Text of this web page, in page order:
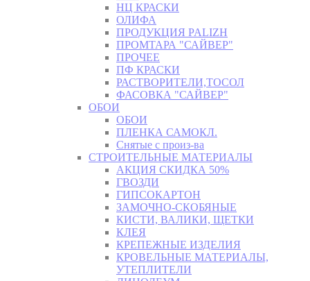
НЦ КРАСКИ
ОЛИФА
ПРОДУКЦИЯ PALIZH
ПРОМТАРА "САЙВЕР"
ПРОЧЕЕ
ПФ КРАСКИ
РАСТВОРИТЕЛИ,ТОСОЛ
ФАСОВКА "САЙВЕР"
ОБОИ
ОБОИ
ПЛЕНКА САМОКЛ.
Снятые с произ-ва
СТРОИТЕЛЬНЫЕ МАТЕРИАЛЫ
АКЦИЯ СКИДКА 50%
ГВОЗДИ
ГИПСОКАРТОН
ЗАМОЧНО-СКОБЯНЫЕ
КИСТИ, ВАЛИКИ, ЩЕТКИ
КЛЕЯ
КРЕПЕЖНЫЕ ИЗДЕЛИЯ
КРОВЕЛЬНЫЕ МАТЕРИАЛЫ,
УТЕПЛИТЕЛИ